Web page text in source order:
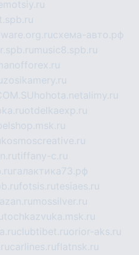
схема-авто.рф
music8.spb.ru
zosikamery.ru
hohota.netalimy.ru
otdelkaexp.ru
kosmoscreative.ru
tiffany-c.ru
галактика73.рф
fotsis.rutesiaes.ru
mossilver.ru
tochkazvuka.msk.ru
clubtibet.ruorior-aks.ru
carlines.ruflatnsk.ru